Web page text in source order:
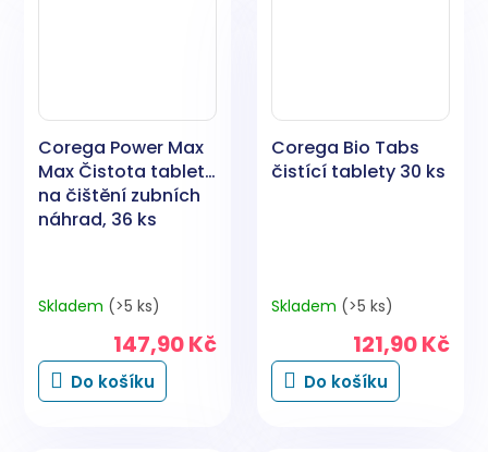
Corega Power Max
Max Čistota tablety
na čištění zubních
náhrad, 36 ks
Skladem (>5 ks)
147,90 Kč
Do košíku
Corega Bio Tabs
čistící tablety 30 ks
Skladem (>5 ks)
121,90 Kč
Do košíku